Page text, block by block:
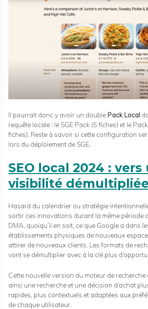
Il pourrait donc y avoir un double Pack Local
requête locale : le SGE Pack (5 fiches) et le
fiches). Reste à savoir si cette configuration
lors du déploiement de SGE.
SEO local 2024 : vers
visibilité
Hasard du calendrier ou stratégie
sortir ces innovations durant la même période
DMA, quoiqu’il en soit, ce que Google a dans
établissements physiques de nouveaux
attirer de nouveaux clients. Les formats de
vont se démultiplier avec à la clé plus
Cette nouvelle version du moteur de
ainsi une recherche et une décision d’achat
rapides, plus contextuels et adaptées aux
de chaque utilisateur.